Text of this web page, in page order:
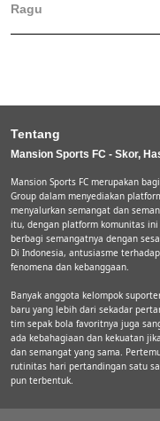
Ragu
Tentang
Mansion Sports FC - Skor,
Mansion Sports FC merupakan
Group dalam menyediakan
menyalurkan semangat dan
itu, dengan platform komunitas
berbagi semangatnya dengan
Di Indonesia, antusiasme
fenomena dan kebanggaan.
Banyak anggota kelompok
baru yang lebih dari sekadar
tim sepak bola favoritnya juga
ada kebahagiaan dan kekuatan
dan semangat yang sama.
rutinitas hari pertandingan satu
pun terbentuk.